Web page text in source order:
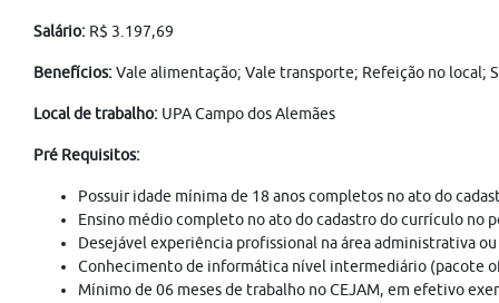
Salário: R$ 3.197,69
Benefícios:Vale alimentação; Vale transporte; Refeição no local;
Local de trabalho: UPA Campo dos Alemães
Pré Requisitos:
Possuir idade mínima de 18 anos completos no ato do
Ensino médio completo no ato do cadastro do currículo no
Desejável experiência profissional na área administrativa
Conhecimento de informática nível intermediário (pacote
Mínimo de 06 meses de trabalho no CEJAM, em efetivo